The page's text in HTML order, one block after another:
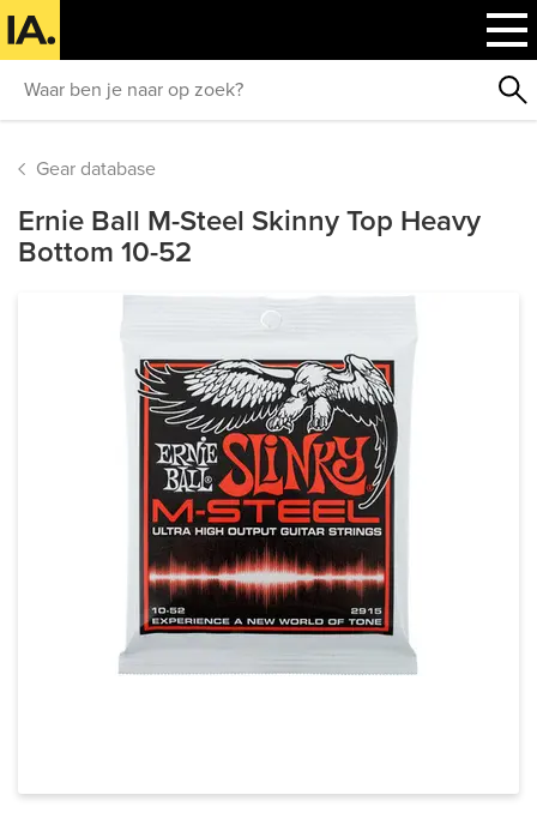
Gear database
Ernie Ball M-Steel Skinny Top Heavy
Bottom 10-52